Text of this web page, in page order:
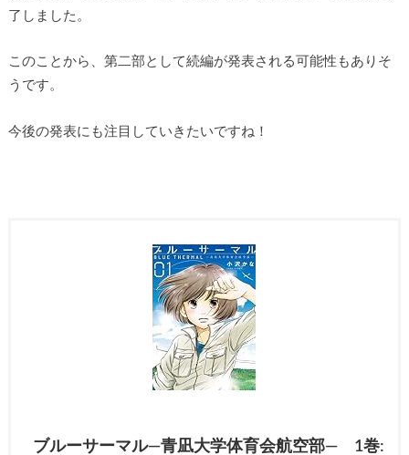
了しました。
このことから、第二部として続編が発表される可能性もありそ
うです。
今後の発表にも注目していきたいですね！
ブルーサーマル―青凪大学体育会航空部― 1巻: